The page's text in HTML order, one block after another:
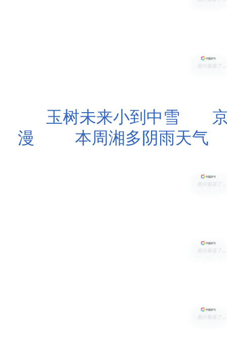
玉树未来小到中雪
漫
本周湘多阴雨天气